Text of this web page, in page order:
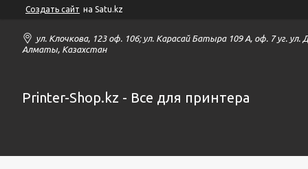
Создать сайт на Satu.kz
ул. Клочкова, 123 оф. 106; ул. Карасай Батыра 109 А, оф. 7 уг. ул.
Алматы, Казахстан
Printer-Shop.kz - Все для принтера